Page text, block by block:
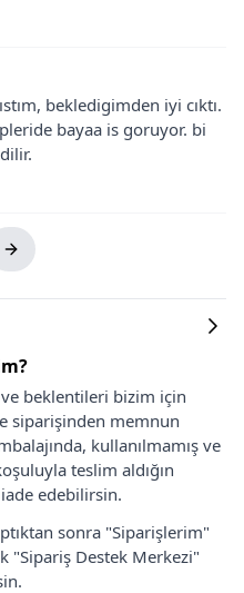
bekledigimden iyi cıktı.
bayaa is goruyor. bi
beklentileri bizim için
siparişinden memnun
kullanılmamış ve
teslim aldığın
edebilirsin.
sonra "Siparişlerim"
"Sipariş Destek Merkezi"